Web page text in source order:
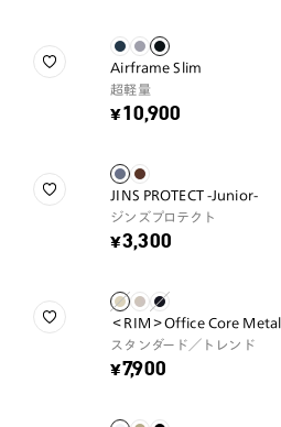
Airframe Slim
超軽量
¥10,900
JINS PROTECT -Junior-
ジンズプロテクト
¥3,300
＜RIM＞Office Core Metal
スタンダード／トレンド
¥7,900